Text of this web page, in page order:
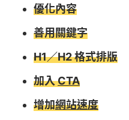
優化內容
善用關鍵字
H1／H2 格式排版
加入CTA
增加網站速度